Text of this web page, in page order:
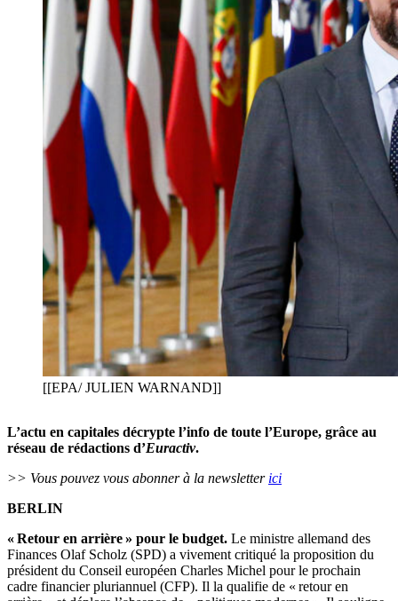
[[EPA/ JULIEN WARNAND]]
L’actu en capitales décrypte l’info de toute l’Europe, grâce au
réseau de rédactions d’Euractiv.
>> Vous pouvez vous abonner à la newsletter ici
BERLIN
« Retour en arrière » pour le budget. Le ministre allemand des
Finances Olaf Scholz (SPD) a vivement critiqué la proposition du
président du Conseil européen Charles Michel pour le prochain
cadre financier pluriannuel (CFP). Il la qualifie de « retour en